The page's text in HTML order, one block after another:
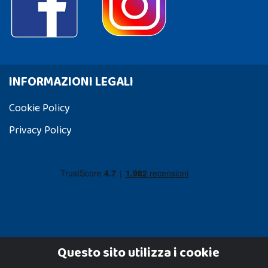
INFORMAZIONI LEGALI
Cookie Policy
Privacy Policy
Questo sito utilizza i cookie